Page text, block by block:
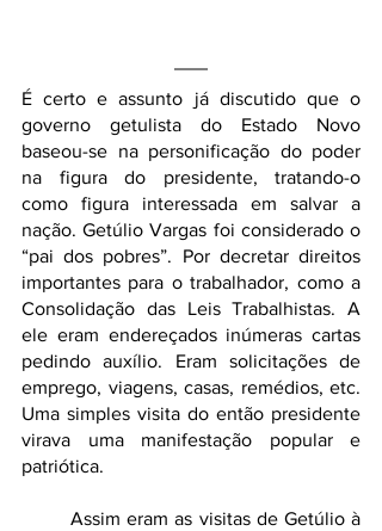
É certo e assunto já discutido que o
governo getulista do Estado Novo
baseou-se na personificação do poder
na figura do presidente, tratando-o
como figura interessada em salvar a
nação. Getúlio Vargas foi considerado o
“pai dos pobres”. Por decretar direitos
importantes para o trabalhador, como a
Consolidação das Leis Trabalhistas. A
ele eram endereçados inúmeras cartas
pedindo auxílio. Eram solicitações de
emprego, viagens, casas, remédios, etc.
Uma simples visita do então presidente
virava uma manifestação popular e
patriótica.
	Assim eram as visitas de Getúlio à